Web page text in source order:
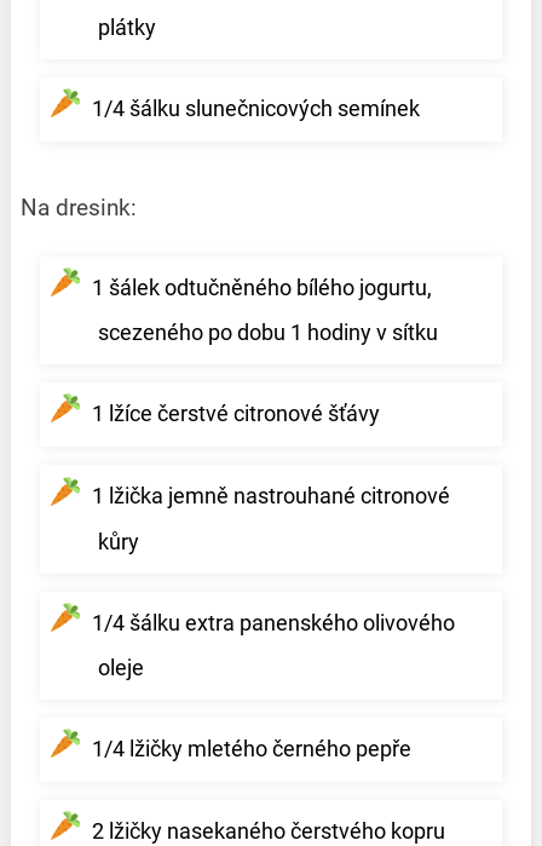
plátky
1/4 šálku slunečnicových semínek
Na dresink:
1 šálek odtučněného bílého jogurtu,
scezeného po dobu 1 hodiny v sítku
1 lžíce čerstvé citronové šťávy
1 lžička jemně nastrouhané citronové
kůry
1/4 šálku extra panenského olivového
oleje
1/4 lžičky mletého černého pepře
2 lžičky nasekaného čerstvého kopru